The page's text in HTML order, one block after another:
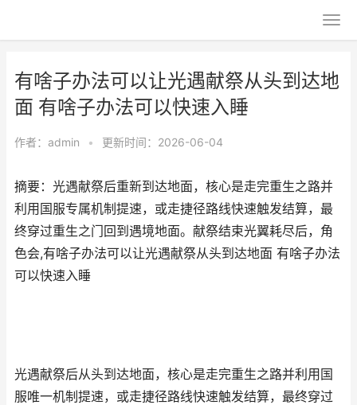
有啥子办法可以让光遇献祭从头到达地
面 有啥子办法可以快速入睡
作者： admin • 更新时间：2026-06-04
摘要：光遇献祭后重新到达地面，核心是走完重生之路并
利用国服专属机制提速，或走捷径路线快速触发结算，最
终穿过重生之门回到遇境地面。献祭结束光翼耗尽后，角
色会,有啥子办法可以让光遇献祭从头到达地面 有啥子办法
可以快速入睡
光遇献祭后从头到达地面，核心是走完重生之路并利用国
服唯一机制提速，或走捷径路线快速触发结算，最终穿过